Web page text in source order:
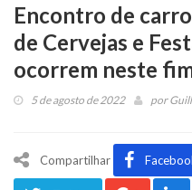
Encontro de
de Cervejas e
ocorrem neste
5 de agosto de 2022 por
Compartilhar